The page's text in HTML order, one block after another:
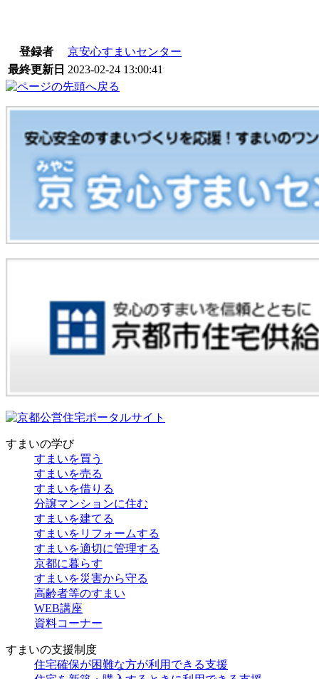
登録者
京安心すまいセンター
最終更新日 2023-02-24 13:00:41
すまいの学び
すまいを買う
すまいを売る
すまいを借りる
分譲マンションに住む
すまいを建てる
すまいをリフォームする
すまいを適切に管理する
京都に暮らす
すまいを災害から守る
高齢者等のすまい
WEB講座
資料コーナー
すまいの支援制度
住宅確保が困難な方が利用できる支援